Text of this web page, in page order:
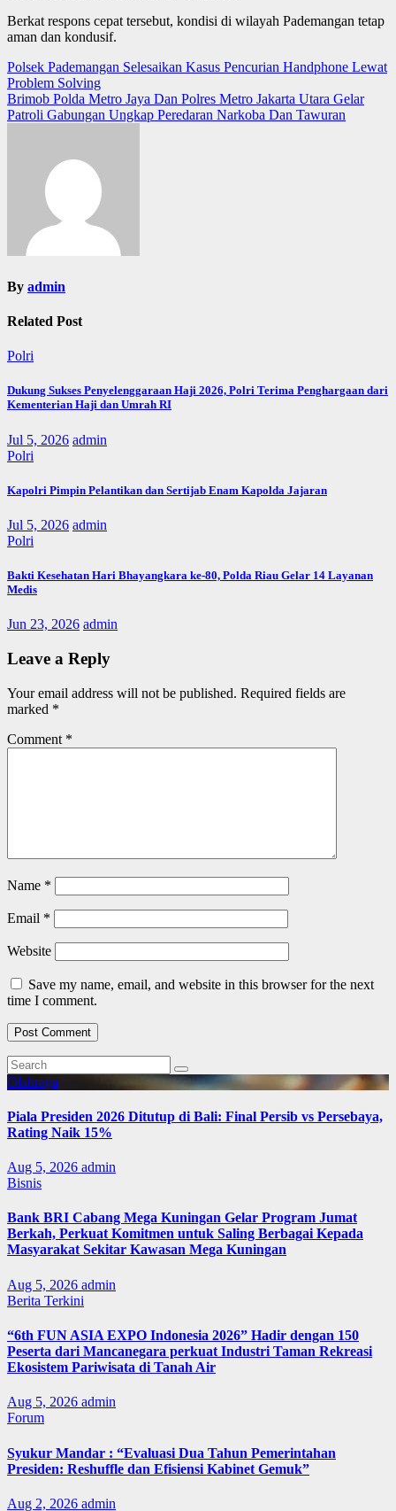
Berkat respons cepat tersebut, kondisi di wilayah Pademangan tetap
aman dan kondusif.
Post
navigation
Polsek Pademangan Selesaikan Kasus Pencurian Handphone Lewat
Problem Solving
Brimob Polda Metro Jaya Dan Polres Metro Jakarta Utara Gelar
Patroli Gabungan Ungkap Peredaran Narkoba Dan Tawuran
By admin
Related Post
Polri
Dukung Sukses Penyelenggaraan Haji 2026, Polri Terima Penghargaan dari
Kementerian Haji dan Umrah RI
Jul 5, 2026 admin
Polri
Kapolri Pimpin Pelantikan dan Sertijab Enam Kapolda Jajaran
Jul 5, 2026 admin
Polri
Bakti Kesehatan Hari Bhayangkara ke-80, Polda Riau Gelar 14 Layanan
Medis
Jun 23, 2026 admin
Leave a Reply
Your email address will not be published. Required fields are
marked *
Comment *
Name *
Email *
Website
Save my name, email, and website in this browser for the next
time I comment.
Olahraga
Piala Presiden 2026 Ditutup di Bali: Final Persib vs Persebaya,
Rating Naik 15%
Aug 5, 2026 admin
Bisnis
Bank BRI Cabang Mega Kuningan Gelar Program Jumat
Berkah, Perkuat Komitmen untuk Saling Berbagai Kepada
Masyarakat Sekitar Kawasan Mega Kuningan
Aug 5, 2026 admin
Berita Terkini
“6th FUN ASIA EXPO Indonesia 2026” Hadir dengan 150
Peserta dari Mancanegara perkuat Industri Taman Rekreasi
Ekosistem Pariwisata di Tanah Air
Aug 5, 2026 admin
Forum
Syukur Mandar : “Evaluasi Dua Tahun Pemerintahan
Presiden: Reshuffle dan Efisiensi Kabinet Gemuk”
Aug 2, 2026 admin